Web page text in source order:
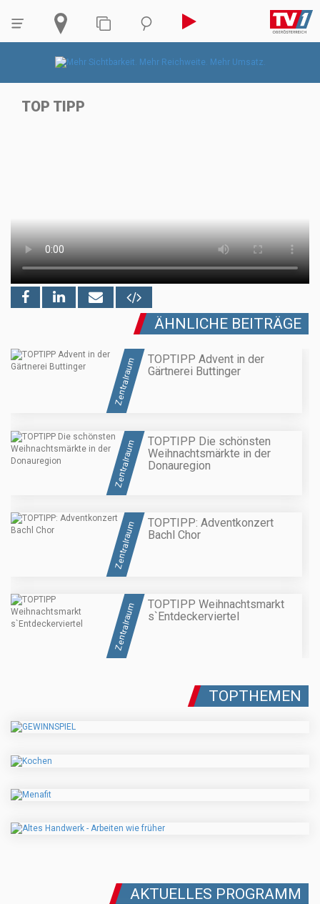
TOP TIPP
ÄHNLICHE BEITRÄGE
Zentralraum
TOPTIPP Advent in der
Gärtnerei Buttinger
Zentralraum
TOPTIPP Die schönsten
Weihnachtsmärkte in der
Donauregion
Zentralraum
TOPTIPP: Adventkonzert
Bachl Chor
Zentralraum
TOPTIPP Weihnachtsmarkt
s`Entdeckerviertel
TOPTHEMEN
AKTUELLES PROGRAMM